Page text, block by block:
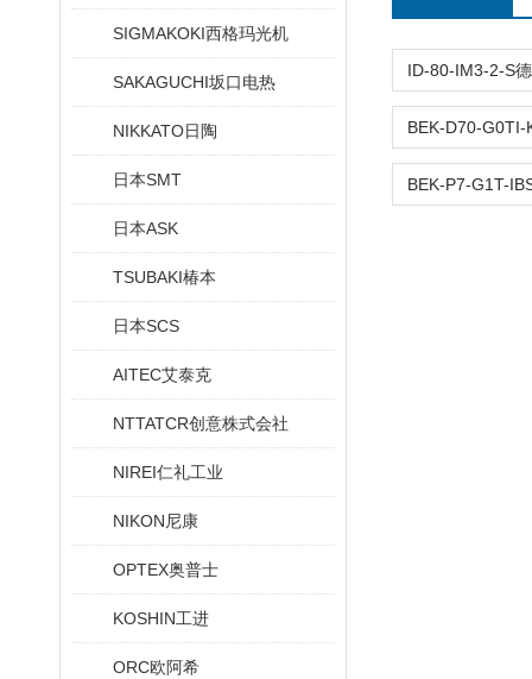
SIGMAKOKI西格玛光机
SAKAGUCHI坂口电热
NIKKATO日陶
日本SMT
日本ASK
TSUBAKI椿本
日本SCS
AITEC艾泰克
NTTATCR创意株式会社
NIREI仁礼工业
NIKON尼康
OPTEX奥普士
KOSHIN工进
ORC欧阿希